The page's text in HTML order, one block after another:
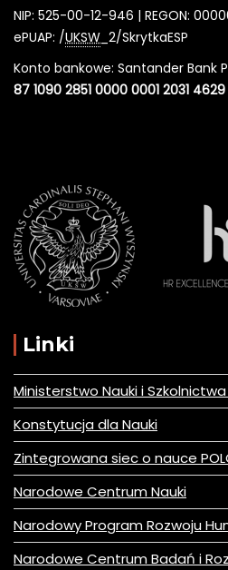
NIP: 525-00-12-946 | REGON:
ePUAP: /UKSW _2/SkrytkaESP
Konto bankowe: Santander Bank
87 1090 2851 0000 0001 2031 4629
Linki
Ministerstwo Nauki i
Konstytucja dla Nauki
Zintegrowana siec o nauce
Narodowe Centrum Nauki
Narodowy Program Rozwoju
Narodowe Centrum Badań i